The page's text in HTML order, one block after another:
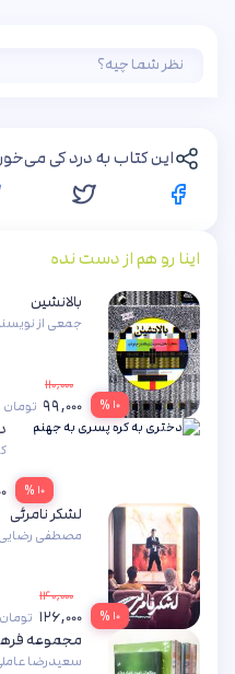
این کتاب به درد کی
اینا رو هم از دست نده
۱۰ %
بالانشین
جمعی از
۱۱۰,۰۰۰
۹۹,۰۰۰ تومان
۱۰ %
۱۰ %
لشکر نامرئی
مصطفی رضایی
۱۴۰,۰۰۰
۱۲۶,۰۰۰ تومان
مجموعه فرهنگ
سعیدرضا